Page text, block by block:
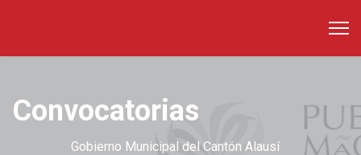
Convocatorias
Gobierno Municipal del Cantón Alausí